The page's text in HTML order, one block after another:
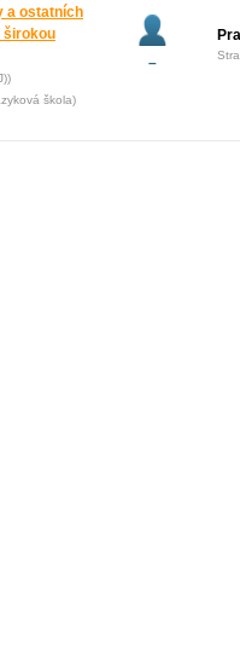
a ostatních
širokou
škola)
–